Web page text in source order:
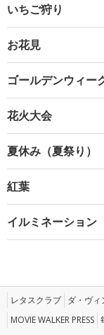
いちご狩り
お花見
ゴールデンウィー
花火大会
夏休み（夏祭り）
紅葉
イルミネーション
レタスクラブ ダ・ヴ
MOVIE WALKER PRESS